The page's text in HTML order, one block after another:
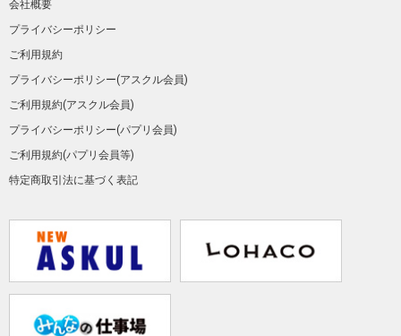
会社概要
プライバシーポリシー
ご利用規約
プライバシーポリシー(アスクル会員)
ご利用規約(アスクル会員)
プライバシーポリシー(パプリ会員)
ご利用規約(パプリ会員等)
特定商取引法に基づく表記